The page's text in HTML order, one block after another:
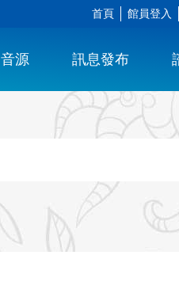
首頁 館員登入
音源 訊息發布